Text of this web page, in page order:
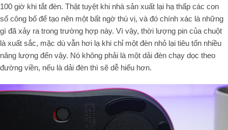
100 giờ khi tắt đèn. Thật tuyệt khi nhà sản xuất lại hạ thấp các con
số công bố để tạo nên một bất ngờ thú vị, và đó chính xác là những
gì đã xảy ra trong trường hợp này. Vì vậy, thời lượng pin của chuột
là xuất sắc, mặc dù vẫn hơi lạ khi chỉ một đèn nhỏ lại tiêu tốn nhiều
năng lượng đến vậy. Nó không phải là một dải đèn chạy dọc theo
đường viền, nếu là dải đèn thì sẽ dễ hiểu hơn.